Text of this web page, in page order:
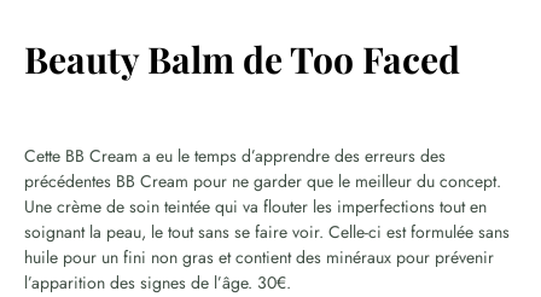
Beauty Balm de Too Faced
Cette BB Cream a eu le temps d’apprendre des erreurs des
précédentes BB Cream pour ne garder que le meilleur du concept.
Une crème de soin teintée qui va flouter les imperfections tout en
soignant la peau, le tout sans se faire voir. Celle-ci est formulée sans
huile pour un fini non gras et contient des minéraux pour prévenir
l’apparition des signes de l’âge. 30€.